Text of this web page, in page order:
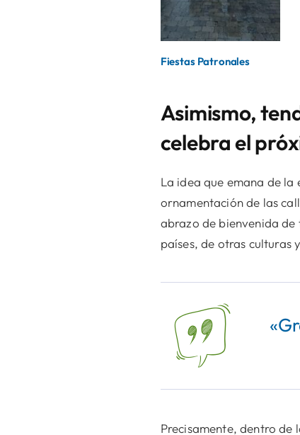
Fiestas Patronales
Asimismo,
celebra el
La idea que emana de
ornamentación de las
abrazo de bienvenida de
países, de otras culturas
Precisamente, dentro de